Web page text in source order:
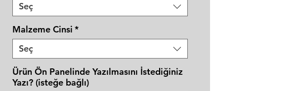
Seç
Malzeme Cinsi *
Seç
Ürün Ön Panelinde Yazılmasını İstediğiniz
Yazı? (isteğe bağlı)